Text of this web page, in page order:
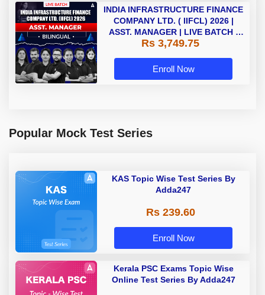
INDIA INFRASTRUCTURE FINANCE
COMPANY LTD. ( IIFCL) 2026 |
ASST. MANAGER | LIVE BATCH |
Online Live Classes by Adda 247
Rs 3,749.75
Enroll Now
Popular Mock Test Series
KAS Topic Wise Test Series By
Adda247
Rs 239.60
Enroll Now
Kerala PSC Exams Topic Wise
Online Test Series By Adda247